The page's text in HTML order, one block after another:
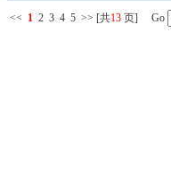
<< 1 2 3 4 5 >> [共13 页] Go